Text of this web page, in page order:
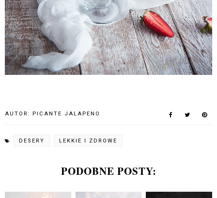
AUTOR: PICANTE JALAPENO
DESERY LEKKIE I ZDROWE
PODOBNE POSTY: